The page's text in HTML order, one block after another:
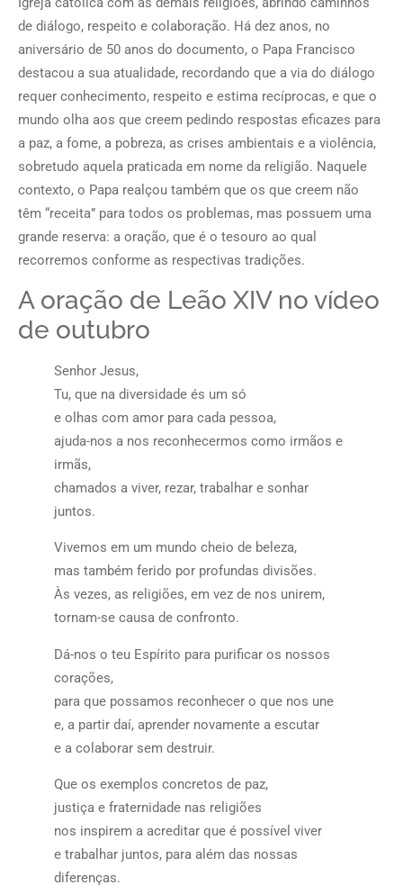
de diálogo, respeito e colaboração. Há dez anos, no
aniversário de 50 anos do documento, o Papa Francisco
destacou a sua atualidade, recordando que a via do diálogo
requer conhecimento, respeito e estima recíprocas, e que o
mundo olha aos que creem pedindo respostas eficazes para
a paz, a fome, a pobreza, as crises ambientais e a violência,
sobretudo aquela praticada em nome da religião. Naquele
contexto, o Papa realçou também que os que creem não
têm “receita” para todos os problemas, mas possuem uma
grande reserva: a oração, que é o tesouro ao qual
recorremos conforme as respectivas tradições.
A oração de Leão XIV no vídeo
de outubro
Senhor Jesus,
Tu, que na diversidade és um só
e olhas com amor para cada pessoa,
ajuda-nos a nos reconhecermos como irmãos e
irmãs,
chamados a viver, rezar, trabalhar e sonhar
juntos.
Vivemos em um mundo cheio de beleza,
mas também ferido por profundas divisões.
Às vezes, as religiões, em vez de nos unirem,
tornam-se causa de confronto.
Dá-nos o teu Espírito para purificar os nossos
corações,
para que possamos reconhecer o que nos une
e, a partir daí, aprender novamente a escutar
e a colaborar sem destruir.
Que os exemplos concretos de paz,
justiça e fraternidade nas religiões
nos inspirem a acreditar que é possível viver
e trabalhar juntos, para além das nossas
diferenças.